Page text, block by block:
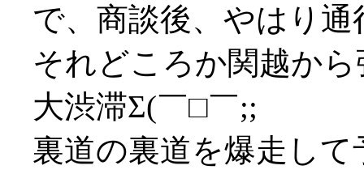
で、商談後、やはり
それどころか関越か
大渋滞Σ(￣□￣;;
裏道の裏道を爆走し